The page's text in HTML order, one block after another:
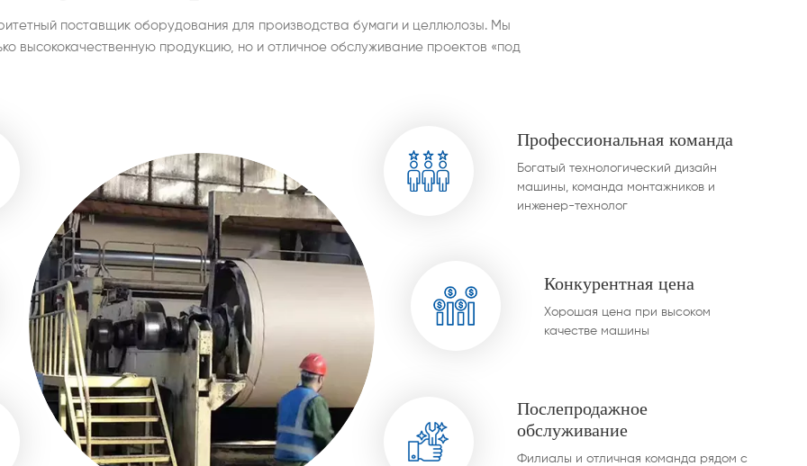
поставщик оборудования для производства бумаги и целлюлозы. Мы
высококачественную продукцию, но и отличное обслуживание проектов «под
Профессиональная команда
Богатый технологический дизайн
машины, команда монтажников и
инженер-технолог
Конкурентная цена
Хорошая цена при высоком
качестве машины
Послепродажное
обслуживание
Филиалы и отличная команда рядом с